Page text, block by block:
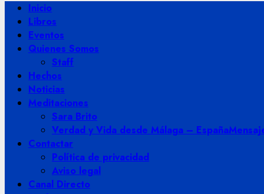
Menú
principal
Inicio
Libros
Eventos
Quienes Somos
Staff
Hechos
Noticias
Meditaciones
Sara Brito
Verdad y Vida desde Málaga – España
Contactar
Política de privacidad
Aviso legal
Canal Directo